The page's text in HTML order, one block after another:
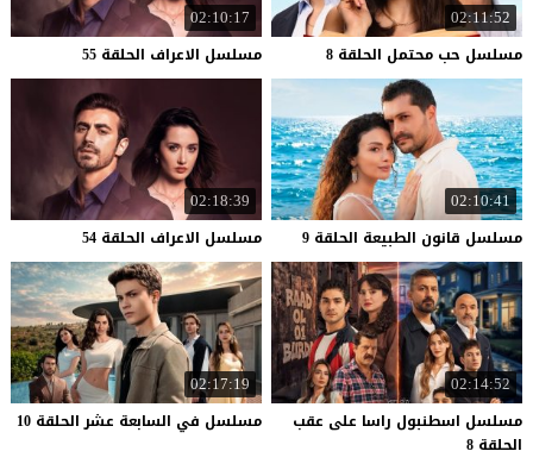
02:11:52
مسلسل حب محتمل الحلقة 8
02:10:17
مسلسل الاعراف الحلقة 55
02:10:41
مسلسل قانون الطبيعة الحلقة 9
02:18:39
مسلسل الاعراف الحلقة 54
02:14:52
مسلسل اسطنبول راسا على عقب
الحلقة 8
02:17:19
مسلسل في السابعة عشر الحلقة 10